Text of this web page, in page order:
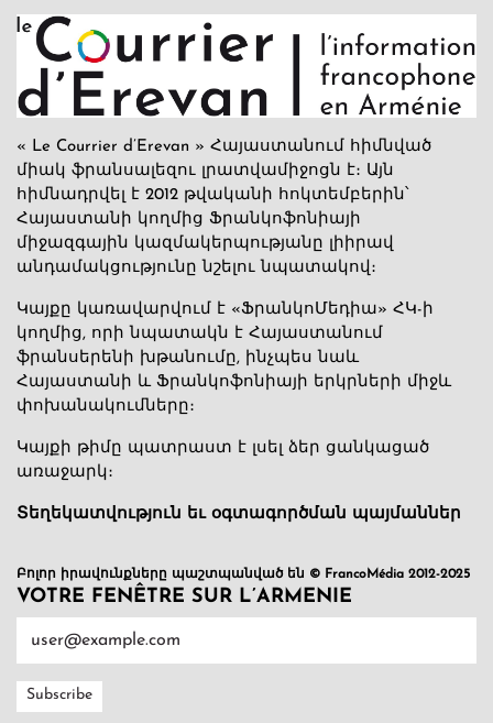
« Le Courrier d’Erevan » Հայաստանում հիմնված
միակ ֆրանսալեզու լրատվամիջոցն է։ Այն
հիմնադրվել է 2012 թվականի հոկտեմբերին՝
Հայաստանի կողմից Ֆրանկոֆոնիայի
միջազգային կազմակերպությանը լիիրավ
անդամակցությունը նշելու նպատակով։
Կայքը կառավարվում է «ՖրանկոՄեդիա» ՀԿ-ի
կողմից, որի նպատակն է Հայաստանում
ֆրանսերենի խթանումը, ինչպես նաև
Հայաստանի և Ֆրանկոֆոնիայի երկրների միջև
փոխանակումները։
Կայքի թիմը պատրաստ է լսել ձեր ցանկացած
առաջարկ։
Տեղեկատվություն եւ օգտագործման պայմաններ
Բոլոր իրավունքները պաշտպանված են © FrancoMédia 2012-2025
VOTRE FENÊTRE SUR L’ARMENIE